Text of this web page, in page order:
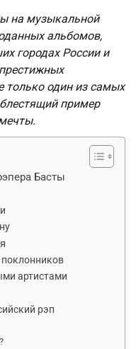
на музыкальной
альбомов,
городах России и
только один из самых
пример
Басты
артистами
рэп